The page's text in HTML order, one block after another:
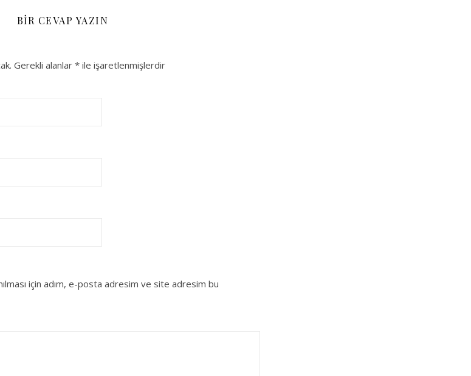
BIR CEVAP YAZIN
Gerekli alanlar * ile işaretlenmişlerdir
için adım, e-posta adresim ve site adresim bu